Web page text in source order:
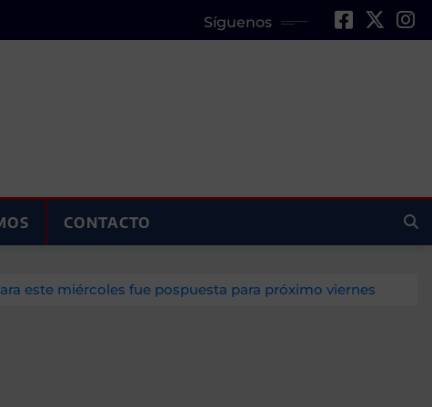
Síguenos
CONTACTO
este miércoles fue pospuesta para próximo viernes